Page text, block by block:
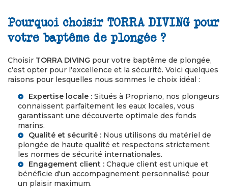
Pourquoi choisir TORRA DIVING pour
votre baptême de plongée ?
Choisir TORRA DIVING pour votre baptême de plongée,
c'est opter pour l'excellence et la sécurité. Voici quelques
raisons pour lesquelles nous sommes le choix idéal :
Expertise locale : Situés à Propriano, nos plongeurs
connaissent parfaitement les eaux locales, vous
garantissant une découverte optimale des fonds
marins.
Qualité et sécurité : Nous utilisons du matériel de
plongée de haute qualité et respectons strictement
les normes de sécurité internationales.
Engagement client : Chaque client est unique et
bénéficie d'un accompagnement personnalisé pour
un plaisir maximum.